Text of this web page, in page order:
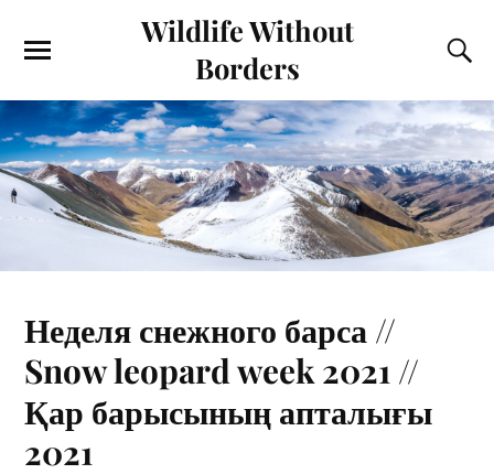
Wildlife Without
Borders
Неделя снежного барса //
Snow leopard week 2021 //
Қар барысының апталығы
2021